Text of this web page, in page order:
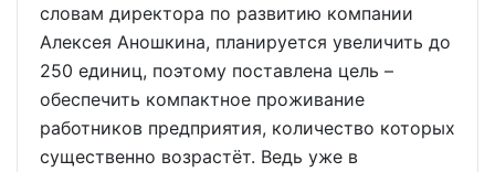
словам директора по развитию компании
Алексея Аношкина, планируется увеличить до
250 единиц, поэтому поставлена цель –
обеспечить компактное проживание
работников предприятия, количество которых
существенно возрастёт. Ведь уже в